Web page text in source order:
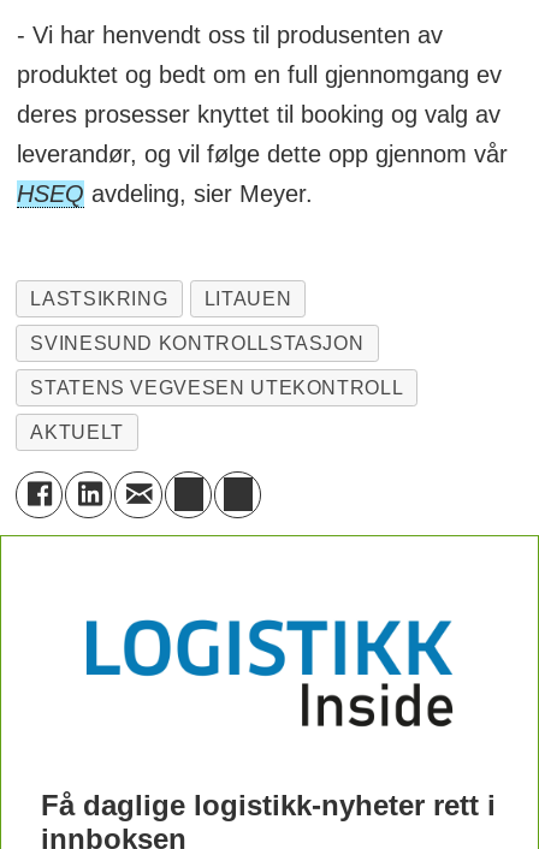
- Vi har henvendt oss til produsenten av
produktet og bedt om en full gjennomgang ev
deres prosesser knyttet til booking og valg av
leverandør, og vil følge dette opp gjennom vår
HSEQ avdeling, sier Meyer.
LASTSIKRING LITAUEN
SVINESUND KONTROLLSTASJON
STATENS VEGVESEN UTEKONTROLL
AKTUELT
Få daglige logistikk-nyheter rett i
innboksen